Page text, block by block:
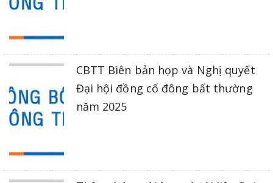
CBTT Biên bản họp và Nghị quyết
Đại hội đồng cổ đông bất thường
năm 2025